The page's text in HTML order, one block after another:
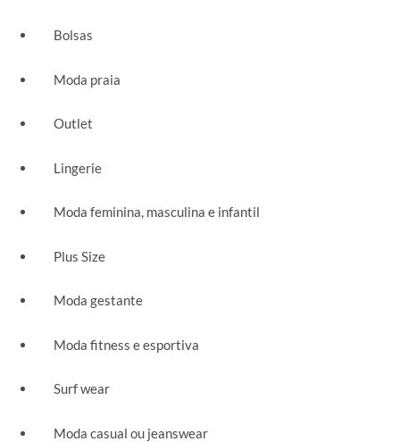
Bolsas
Moda praia
Outlet
Lingerie
Moda feminina, masculina e infantil
Plus Size
Moda gestante
Moda fitness e esportiva
Surf wear
Moda casual ou jeanswear